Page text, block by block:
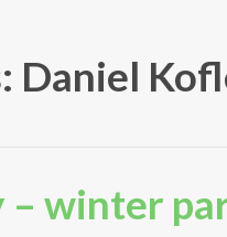
Daniel
– winter